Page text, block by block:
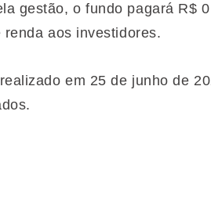
gestão, o fundo pagará R$
aos investidores.
em 25 de junho de